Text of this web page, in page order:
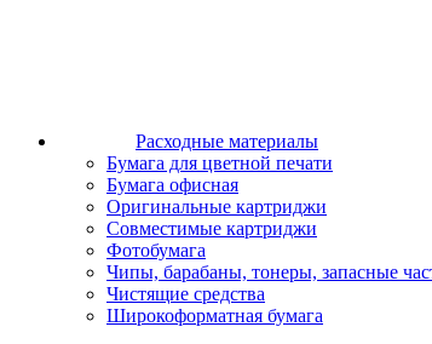
Расходные материалы
Бумага для цветной печати
Бумага офисная
Оригинальные картриджи
Совместимые картриджи
Фотобумага
Чипы, барабаны, тонеры, запасные
Чистящие средства
Широкоформатная бумага